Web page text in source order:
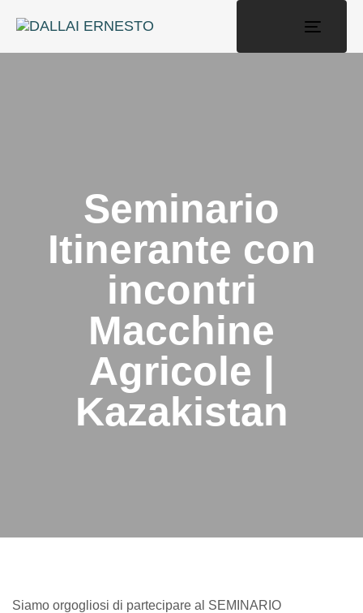
Toggle
Seminario
Itinerante con
incontri
Macchine
Agricole |
Kazakistan
Siamo orgogliosi di partecipare al SEMINARIO